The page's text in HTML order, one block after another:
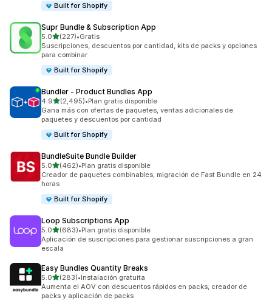
Built for Shopify
Supr Bundle & Subscription App
5.0de 5 estrellas
(227)
227 reseñas en total
•Gratis
Suscripciones, descuentos por cantidad, kits de packs y opciones
para combinar
Built for Shopify
Bundler ‑ Product Bundles App
4.9de 5 estrellas
(2,495)
2495 reseñas en total
•Plan gratis disponible
Gana más con ofertas de paquetes, ventas adicionales de
paquetes y descuentos por cantidad
Built for Shopify
BundleSuite Bundle Builder
5.0de 5 estrellas
(462)
462 reseñas en total
•Plan gratis disponible
Creador de paquetes combinables, migración de Fast Bundle en 24
horas
Built for Shopify
Loop Subscriptions App
5.0de 5 estrellas
(683)
683 reseñas en total
•Plan gratis disponible
Aplicación de suscripciones para gestionar suscripciones a gran
escala
Easy Bundles Quantity Breaks
5.0de 5 estrellas
(283)
283 reseñas en total
•Instalación gratuita
Aumenta el AOV con descuentos rápidos en packs, creador de
packs y aplicación de packs